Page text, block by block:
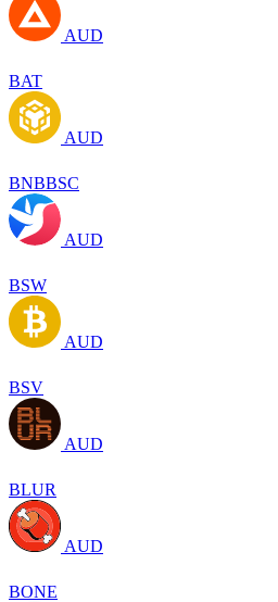
AUD
BAT
AUD
BNBBSC
AUD
BSW
AUD
BSV
AUD
BLUR
AUD
BONE